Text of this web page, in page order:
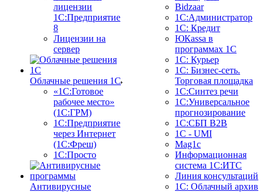
лицензии
1С:Предприятие
8
Лицензии на
сервер
Облачные решения 1С
«1C:Готовое
рабочее место»
(1С:ГРМ)
1С:Предприятие
через Интернет
(1С:Фреш)
1С:Просто
Антивирусные
Bidzaar
1С:Администратор
1С: Кредит
ЮКаssа в
программах 1С
1С: Курьер
1С: Бизнес-сеть.
Торговая площадка
1С:Синтез речи
1С:Универсальное
прогнозирование
1С:СБП B2B
1C - UMI
Mag1c
Информационная
система 1С:ИТС
Линия консультаций
1С: Облачный архив